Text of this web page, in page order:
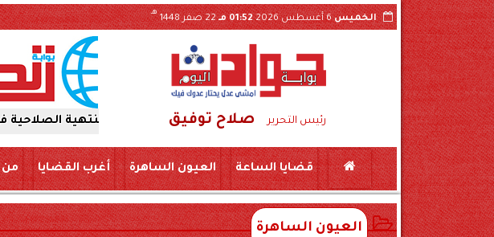
الخميس6 أغسطس 2026 01:52 مـ 22 صفر 1448
هـ
رئيس التحرير صلاح توفيق
ضبط لحوم منتهية الصلاحية في حملة مكبرة فيديو الواقعة بسوهاج
قضايا الساعة العيون الساهرة أغرب القضايا من
العيون الساهرة